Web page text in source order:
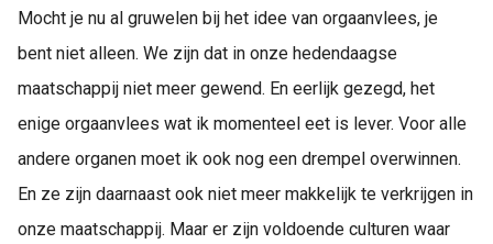
Mocht je nu al gruwelen bij het idee van orgaanvlees, je
bent niet alleen. We zijn dat in onze hedendaagse
maatschappij niet meer gewend. En eerlijk gezegd, het
enige orgaanvlees wat ik momenteel eet is lever. Voor alle
andere organen moet ik ook nog een drempel overwinnen.
En ze zijn daarnaast ook niet meer makkelijk te verkrijgen in
onze maatschappij. Maar er zijn voldoende culturen waar